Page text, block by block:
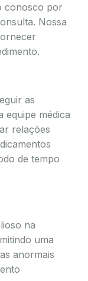
conosco por
Nossa
as
equipe médica
relações
de tempo
na
uma
anormais